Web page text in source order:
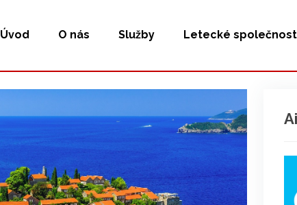
Úvod O nás Služby Letecké